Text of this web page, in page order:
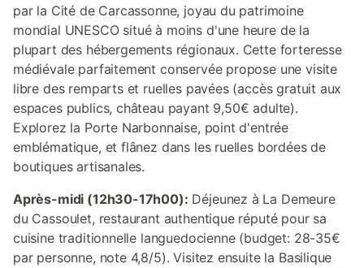
par la Cité de Carcassonne, joyau du patrimoine
mondial UNESCO situé à moins d'une heure de la
plupart des hébergements régionaux. Cette forteresse
médiévale parfaitement conservée propose une visite
libre des remparts et ruelles pavées (accès gratuit aux
espaces publics, château payant 9,50€ adulte).
Explorez la Porte Narbonnaise, point d'entrée
emblématique, et flânez dans les ruelles bordées de
boutiques artisanales.
Après-midi (12h30-17h00): Déjeunez à La Demeure
du Cassoulet, restaurant authentique réputé pour sa
cuisine traditionnelle languedocienne (budget: 28-35€
par personne, note 4,8/5). Visitez ensuite la Basilique